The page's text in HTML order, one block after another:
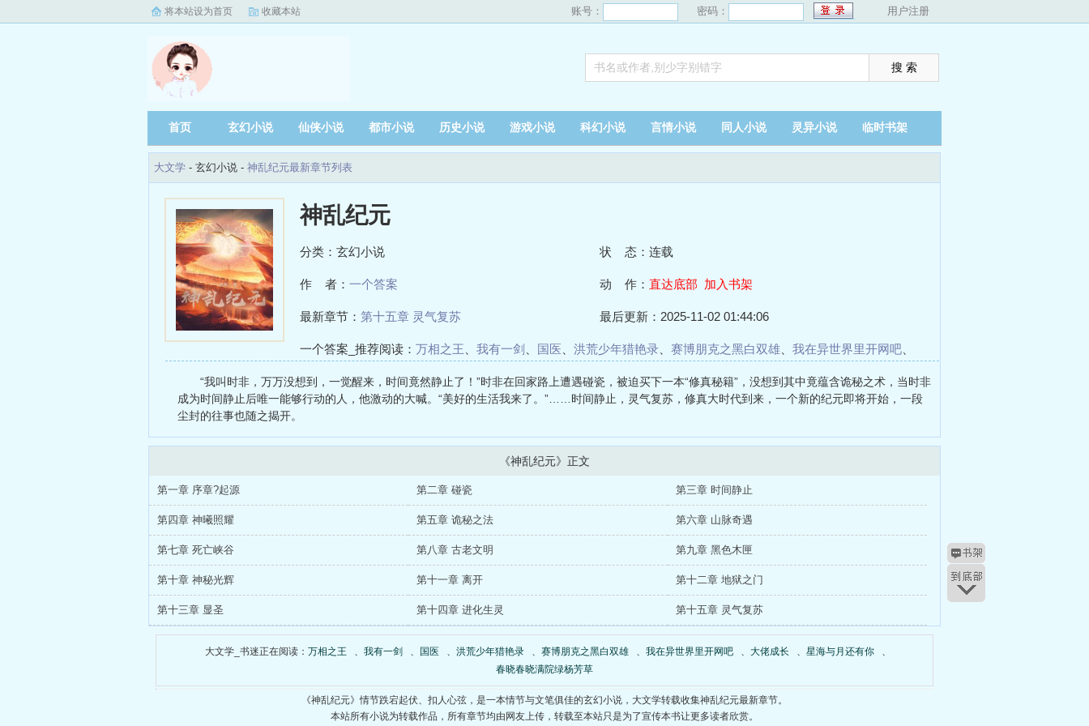
将本站设为首页 收藏本站 账号： 密码： 用户注册
首页 玄幻小说 仙侠小说 都市小说 历史小说 游戏小说 科幻小说 言情小说 同人小说 灵异小说 临时书架
大文学 - 玄幻小说 - 神乱纪元最新章节列表
神乱纪元
分类：玄幻小说 状 态：连载
作 者： 一个答案 动 作： 直达底部 加入书架
最新章节： 第十五章 灵气复苏 最后更新：2025-11-02 01:44:06
一个答案_推荐阅读： 万相之王 我有一剑 国医 洪荒少年猎艳录 赛博朋克之黑白双雄 我在异世界里开网吧
“我叫时非，万万没想到，一觉醒来，时间竟然静止了！”时非在回家路上遭遇碰瓷，被迫买下一本“修真秘籍”，没想到其中竟蕴含诡秘之术，当时非
成为时间静止后唯一能够行动的人，他激动的大喊。“美好的生活我来了。”……时间静止，灵气复苏，修真大时代到来，一个新的纪元即将开始，一段
尘封的往事也随之揭开。
《神乱纪元》正文
第一章 序章?起源 第二章 碰瓷 第三章 时间静止
第四章 神曦照耀 第五章 诡秘之法 第六章 山脉奇遇
第七章 死亡峡谷 第八章 古老文明 第九章 黑色木匣
第十章 神秘光辉 第十一章 离开 第十二章 地狱之门
第十三章 显圣 第十四章 进化生灵 第十五章 灵气复苏
大文学_书迷正在阅读： 万相之王 、 我有一剑 、 国医 、 洪荒少年猎艳录 、 赛博朋克之黑白双雄 、 我在异世界里开网吧 、 大佬成长 、 星海与月还有你
、
春晓春晓满院绿杨芳草
《神乱纪元》情节跌宕起伏、扣人心弦，是一本情节与文笔俱佳的玄幻小说，大文学转载收集神乱纪元最新章节。
本站所有小说为转载作品，所有章节均由网友上传，转载至本站只是为了宣传本书让更多读者欣赏。